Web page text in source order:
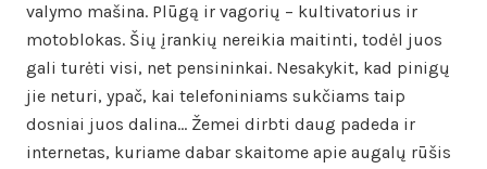
valymo mašina. Plūgą ir vagorių – kultivatorius ir
motoblokas. Šių įrankių nereikia maitinti, todėl juos
gali turėti visi, net pensininkai. Nesakykit, kad pinigų
jie neturi, ypač, kai telefoniniams sukčiams taip
dosniai juos dalina… Žemei dirbti daug padeda ir
internetas, kuriame dabar skaitome apie augalų rūšis